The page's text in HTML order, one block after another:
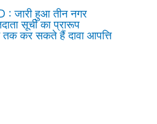
: जारी हुआ तीन नगर
सूची का प्रारूप
कर सकते हैं दावा आपत्ति